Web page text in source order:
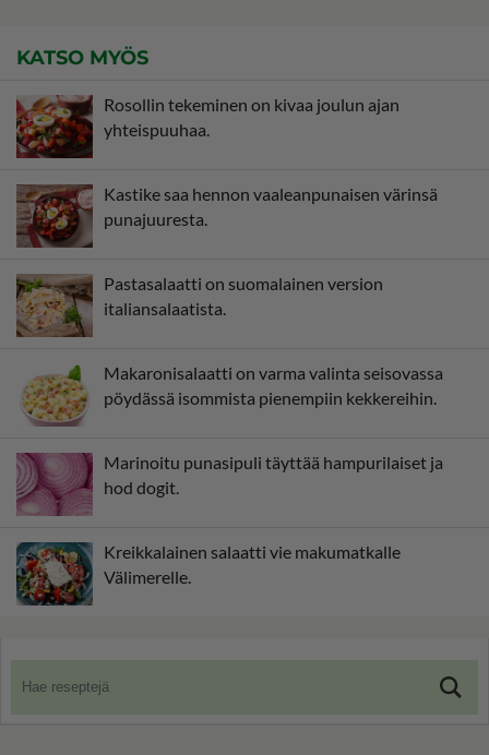
KATSO MYÖS
Rosollin tekeminen on kivaa joulun ajan
yhteispuuhaa.
Kastike saa hennon vaaleanpunaisen värinsä
punajuuresta.
Pastasalaatti on suomalainen version
italiansalaatista.
Makaronisalaatti on varma valinta seisovassa
pöydässä isommista pienempiin kekkereihin.
Marinoitu punasipuli täyttää hampurilaiset ja
hod dogit.
Kreikkalainen salaatti vie makumatkalle
Välimerelle.